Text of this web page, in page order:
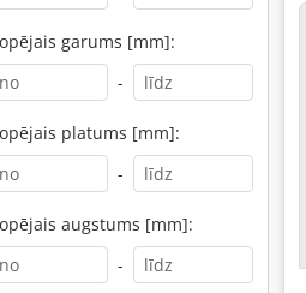
garums [mm]:
-
platums [mm]:
-
augstums [mm]:
-